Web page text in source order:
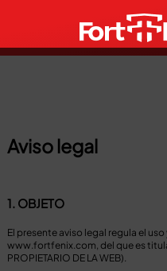
Aviso legal
1. OBJETO
El presente aviso legal regula el
www.fortfenix.com, del que es
PROPIETARIO DE LA WEB).